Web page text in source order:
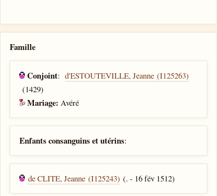
Famille
Conjoint:d'ESTOUTEVILLE, Jeanne (I125263)
(1429)
Mariage:Avéré
Enfants consanguins et utérins:
de CLITE, Jeanne (I125243) (. - 16 fév 1512)